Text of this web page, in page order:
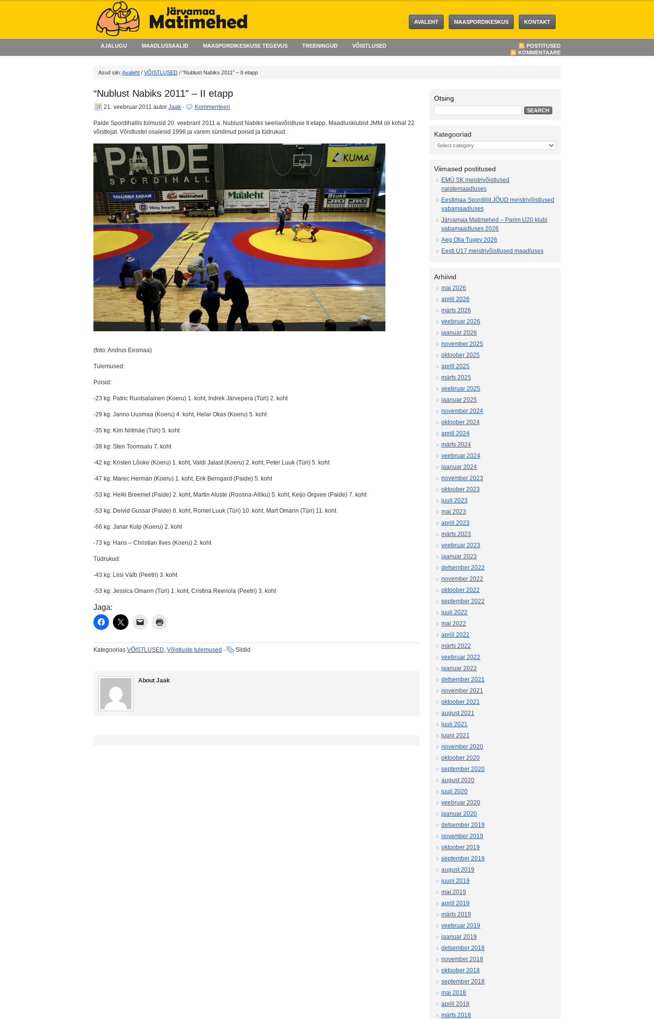
AVALEHT MAASPORDIKESKUS KONTAKT
AJALUGU MAADLUSSAALID MAASPORDIKESKUSE TEGEVUS TREENINGUD VÕISTLUSED
POSTITUSED
KOMMENTAARE
Asud siin: Avaleht / VÕISTLUSED / “Nublust Nabiks 2011″ – II etapp
“Nublust Nabiks 2011″ – II etapp
21. veebruar 2011 autor Jaak · Kommenteeri
Paide Spordihallis toimusid 20. veebraril 2011 a. Nublust Nabiks seeriavõistluse II etapp. Maadlusklubist JMM oli kohal 22
võistlejat. Võistlustel osalesid 1996 ja varem sündinud poisid ja tüdrukud.
(foto: Andrus Eesmaa)
Tulemused:
Poisid:
-23 kg: Patric Ruotsalainen (Koeru) 1. koht, Indrek Järvepera (Türi) 2. koht
-29 kg: Janno Uusmaa (Koeru) 4. koht, Helar Okas (Koeru) 5. koht
-35 kg: Kim Niitmäe (Türi) 5. koht
-38 kg: Sten Toomsalu 7. koht
-42 kg: Kristen Lõoke (Koeru) 1. koht, Valdi Jalast (Koeru) 2. koht, Peter Luuk (Türi) 5. koht
-47 kg: Marec Herman (Koeru) 1. koht, Erik Berngard (Paide) 5. koht
-53 kg: Heiki Breemet (Paide) 2. koht, Martin Aluste (Roosna-Alliku) 5. koht, Keijo Orgvee (Paide) 7. koht
-53 kg: Deivid Gussar (Paide) 8. koht, Romet Luuk (Türi) 10. koht, Mart Omann (Türi) 11. koht
-66 kg: Janar Kulp (Koeru) 2. koht
-73 kg: Hans – Christian Ilves (Koeru) 2. koht
Tüdrukud:
-43 kg: Liisi Välb (Peetri) 3. koht
-53 kg: Jessica Omann (Türi) 1. koht, Cristina Reenola (Peetri) 3. koht
Jaga:
Kategoorias VÕISTLUSED Võistluste tulemused · Sildid
About Jaak
Otsing
Kategooriad
Viimased postitused
EMÜ SK meistrivõistlused
naistemaadluses
Eestimaa Spordiliit JÕUD meistrivõistlused
vabamaadluses
Järvamaa Matimehed – Parim U20 klubi
vabamaadluses 2026
Aeg Olla Tugev 2026
Eesti U17 meistrivõistlused maadluses
Arhiivid
mai 2026
aprill 2026
märts 2026
veebruar 2026
jaanuar 2026
november 2025
oktoober 2025
aprill 2025
märts 2025
veebruar 2025
jaanuar 2025
november 2024
oktoober 2024
aprill 2024
märts 2024
veebruar 2024
jaanuar 2024
november 2023
oktoober 2023
juuli 2023
mai 2023
aprill 2023
märts 2023
veebruar 2023
jaanuar 2023
detsember 2022
november 2022
oktoober 2022
september 2022
juuli 2022
mai 2022
aprill 2022
märts 2022
veebruar 2022
jaanuar 2022
detsember 2021
november 2021
oktoober 2021
august 2021
juuli 2021
juuni 2021
november 2020
oktoober 2020
september 2020
august 2020
juuli 2020
veebruar 2020
jaanuar 2020
detsember 2019
november 2019
oktoober 2019
september 2019
august 2019
juuni 2019
mai 2019
aprill 2019
märts 2019
veebruar 2019
jaanuar 2019
detsember 2018
november 2018
oktoober 2018
september 2018
mai 2018
aprill 2018
märts 2018